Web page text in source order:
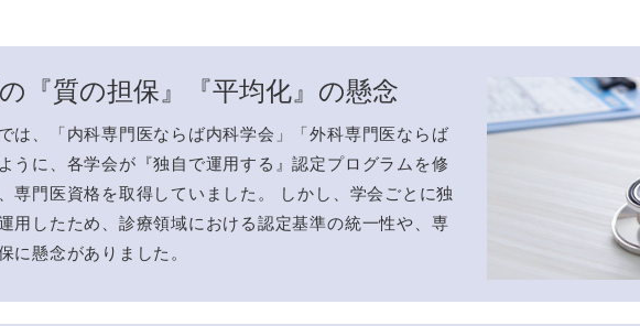
『質の担保』『平均化』の懸念
は、「内科専門医ならば内科学会」「外科専門医ならば
うに、各学会が『独自で運用する』認定プログラムを修
専門医資格を取得していました。 しかし、学会ごとに独
用したため、診療領域における認定基準の統一性や、専
に懸念がありました。